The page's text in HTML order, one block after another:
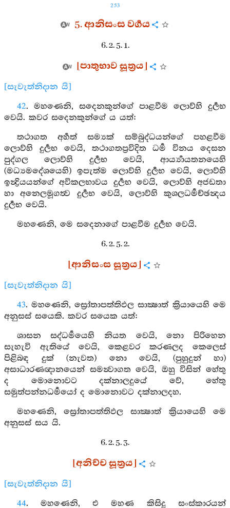
253
5. ආනිසංස වර්‍ගය
6. 2. 5. 1.
[පාතුභාව සූත්‍රය]
[සැවැත්නිදාන යි]
42. මහණෙනි, සදෙනකුන්ගේ පාළවීම ලොව්හි දුර්‍ලභ
වෙයි. කවර සදෙනකුන්ගේ ය යත්:
තථාගත අර්‍හත් සම්‍යක් සම්බුද්ධයන්ගේ පහළවීම
ලොව්හි දුර්‍ලභ වෙයි, තථාගතප්‍රවිදිත ධර්‍ම විනය දෙසන
පුද්ගල ලොව්හි දුර්‍ලභ වෙයි, ආර්‍ය්‍යායතනයෙහි
(මධ්‍යමදේශයෙහි) ඉපැත්ම ලොව්හි දුර්‍ලභ වෙයි, ලොව්හි
ඉන්‍ද්‍රියයන්ගේ අවිකලභාවය දුර්‍ලභ වෙයි, ලොව්හි අජඩතා
හා අනෙලමූගත්‍ව දුර්‍ලභ වෙයි, ලොව්හි කුශලධර්‍මච්ඡන්‍දය
දුර්‍ලභ වෙයි.
මහණෙනි, මෙ සදෙනාගේ පාළවීම දුර්‍ලභ වෙයි.
6. 2. 5. 2.
[ආනිසංස සූත්‍රය]
[සැවැත්නිදාන යි]
43. මහණෙනි, ස්‍රෝතාපත්තිඵල සාක්‍ෂාත් ක්‍රියායෙහි මෙ
අනුසස් සයෙකි. කවර සයෙක යත්:
ශාසන සද්ධර්‍මයෙහි නියත වෙයි, නො පිරිහෙන
සැහැවි ඇතියේ වෙයි, කෙළවර කරණලද කෙලෙස්
පිළිබඳ දුක් (නැවත) නො වෙයි, (පුහුදුන් හා)
අසාධාරණඥානයෙන් සමන්‍වාගත වෙයි, ඔහු විසින් හේතු
ද මොනොවට දක්නාලදුයේ වේ, හේතු
සමුත්පන්නධර්‍මයෝ ද මොනොවට දක්නාලදහ.
මහණෙනි, ස්‍රෝතාපත්තිඵල සාක්‍ෂාත් ක්‍රියායෙහි මෙ
අනුසස් සය යි.
6. 2. 5. 3.
[අනිච්ච සූත්‍රය]
[සැවැත්නිදාන යි]
44. මහණෙනි, එ මහණ කිසිදු සංස්කාරයන්